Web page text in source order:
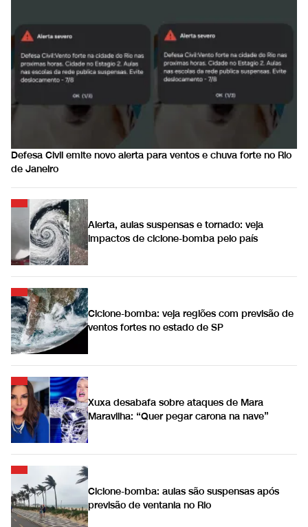
Defesa Civil emite novo alerta para ventos e chuva forte no Rio
de Janeiro
Alerta, aulas suspensas e tornado: veja
impactos de ciclone-bomba pelo país
Ciclone-bomba: veja regiões com previsão de
ventos fortes no estado de SP
Xuxa desabafa sobre ataques de Mara
Maravilha: “Quer pegar carona na nave”
Ciclone-bomba: aulas são suspensas após
previsão de ventania no Rio